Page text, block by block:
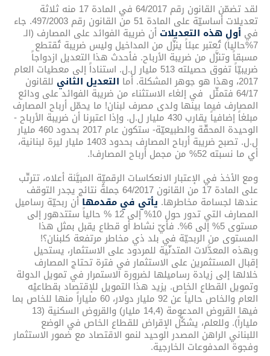
لقد تضمّن القانون رقم 64/2017 في المادة 17 منه ثلاثة
تعديلات أساسيّة على المادة 51 من القانون رقم 497/2003. جاء
في أول هذه التعديلات أن ضريبة الفوائد على المصارف (الـ
7%حالياً) تُعتبر عبئاً ينزَّل من المداخيل وليس ضريبة تُقتطع
مسبقاً وتنزَّل من ضريبة الأرباح. فأحدث هذا التعديل ازدواجاً
ضريبيّاً تفوق حصيلته 513 مليار ل.ل. استناداً إلى معطيات العام
2017، وهذا هو جوهر المشكلة. أما التعديل الثاني للقانون
64/17 فتمثّل في إلغاء الاستثناء من ضريبة الفوائد على ودائع
المصارف فيما بينها ولدى مصرف لبنان! ما يحمّل أرباح المصارف
مبلغاً إضافياً يقارب 430 مليار ل.ل. وإذا اعتبرنا أن ضريبة الأرباح -
الوحيدة المحقّة والطبيعيّة- ستكون عام 2017 بحدود 460 مليار
ل.ل. تصبح ضريبة أرباح المصارف بحدود 1403 مليار ليرة لبنانية،
أي ما نسبته 52% من مجمل أرباح المصارف!.
ومع الأخذ في الإعتبار الانعكاسات الرقميّة المبيَّنة أعلاه، تترتّب
على المادة 17 من القانون 64/2017 جملةُ نتائج يجدر التوقف
عندها لجسامة مخاطرها. يأتي في مقدمها أن ربحيّة رساميل
المصارف التي تدور حول 10% إلى 12 % حالياً ستتدهور إلى
مستوى 5% إلى 6%. فأيّ نشاط أو قطاع يقبل بمثل هذا
المستوى من الربحيّة في بلد ذي مخاطر مرتفعة كلبنان؟!
وبهذه المعدَّلات المتدنّية للمردود على الاستثمار، يستحيل
إقبال المستثمرين على الاستثمار في فترة تحتاج المصارف
خلالها إلى زيادة رساميلها لضرورة الاستمرار في تمويل الدولة
وتمويل القطاع الخاص. يزيد هذا التمويل للإقتصاد بقطاعيْه
العام والخاص حالياً عن 92 مليار دولار، 60 ملياراً منها للخاص بما
فيها القروض المدعومة (14,4 مليار) والقروض السكنية (13
ملياراً). وللعلم، يشكِّل الإقراض للقطاع الخاص في الوضع
اللبناني الراهن المصدر الوحيد لنمو الاقتصاد مع ضمور الاستثمار
وفجوة المدفوعات الخارجية.